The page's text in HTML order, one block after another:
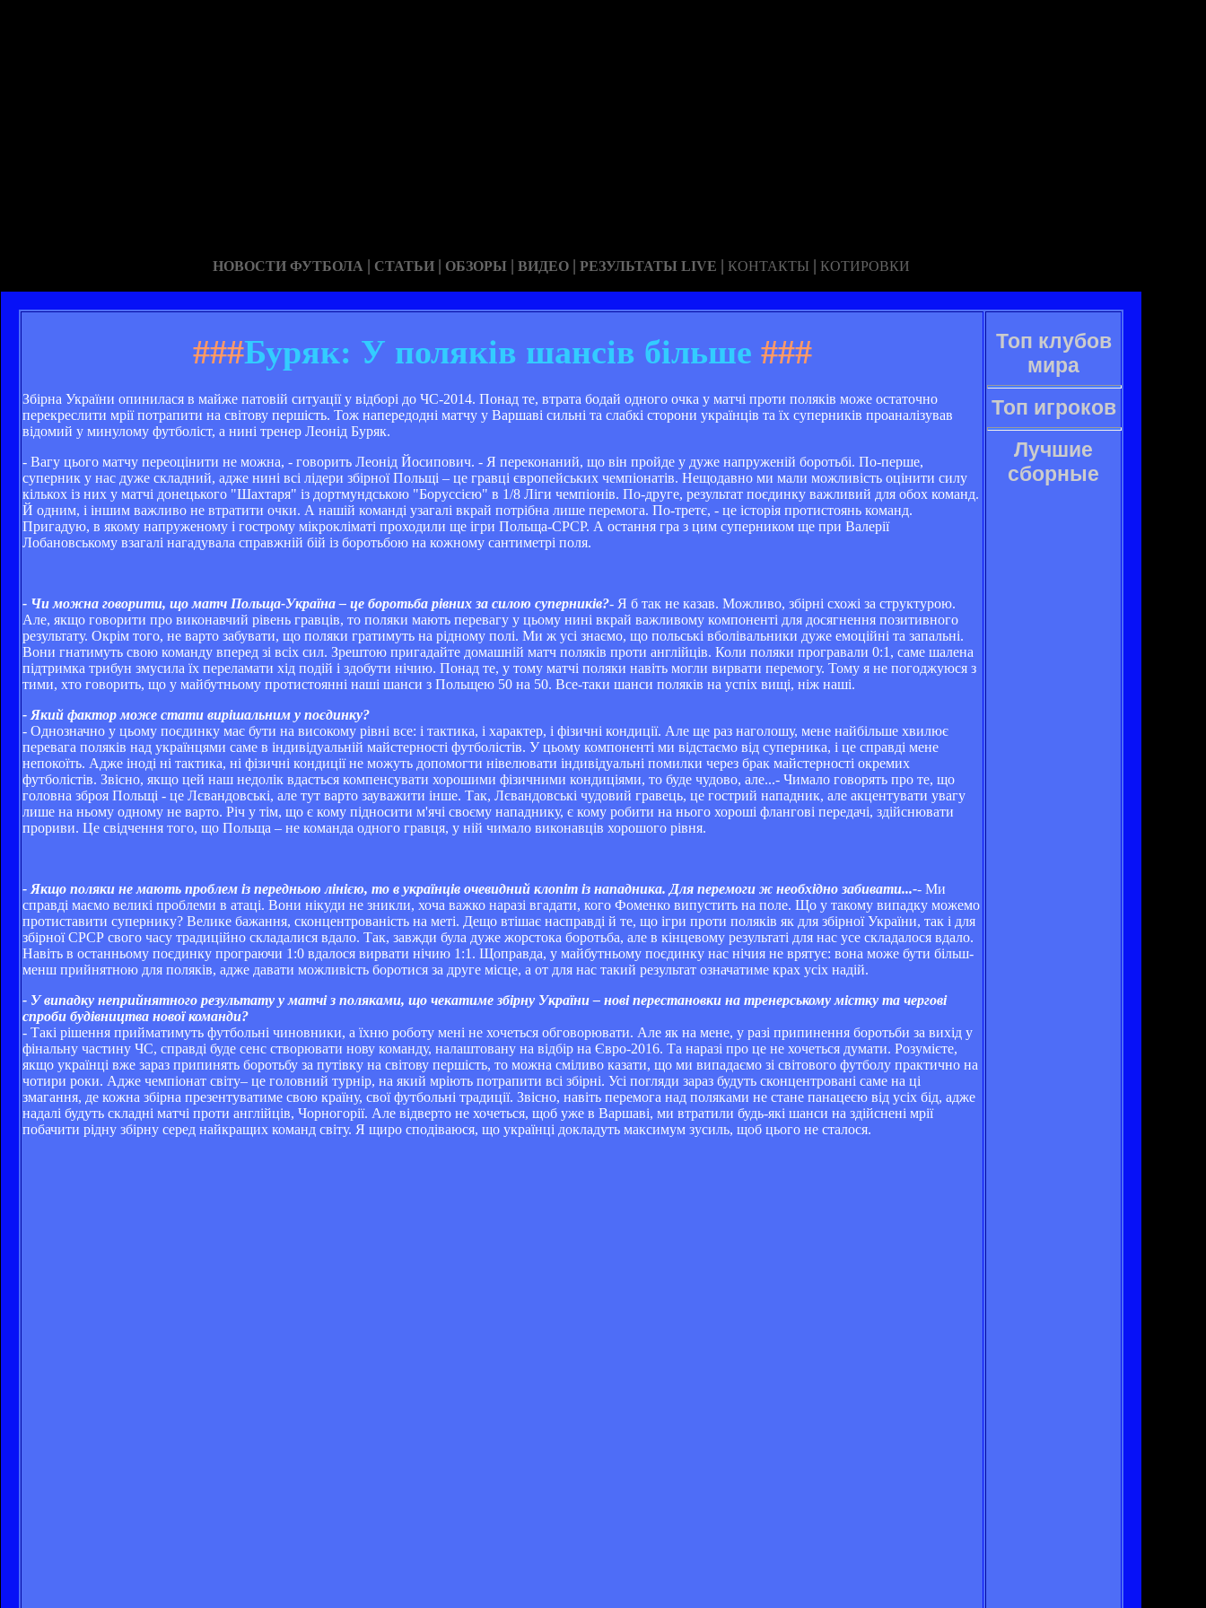
НОВОСТИ ФУТБОЛА | СТАТЬИ | ОБЗОРЫ | ВИДЕО | РЕЗУЛЬТАТЫ LIVE | КОНТАКТЫ | КОТИРОВКИ
###Буряк: У поляків шансів більше ###
Збірна України опинилася в майже патовій ситуації у відборі до ЧС-2014. Понад те, втрата бодай одного очка у матчі проти поляків може остаточно
перекреслити мрії потрапити на світову першість. Тож напередодні матчу у Варшаві сильні та слабкі сторони українців та їх суперників проаналізував
відомий у минулому футболіст, а нині тренер Леонід Буряк.
- Вагу цього матчу переоцінити не можна, - говорить Леонід Йосипович. - Я переконаний, що він пройде у дуже напруженій боротьбі. По-перше,
суперник у нас дуже складний, адже нині всі лідери збірної Польщі – це гравці європейських чемпіонатів. Нещодавно ми мали можливість оцінити силу
кількох із них у матчі донецького "Шахтаря" із дортмундською "Боруссією" в 1/8 Ліги чемпіонів. По-друге, результат поєдинку важливий для обох команд.
Й одним, і іншим важливо не втратити очки. А нашій команді узагалі вкрай потрібна лише перемога. По-третє, - це історія протистоянь команд.
Пригадую, в якому напруженому і гострому мікрокліматі проходили ще ігри Польща-СРСР. А остання гра з цим суперником ще при Валерії
Лобановському взагалі нагадувала справжній бій із боротьбою на кожному сантиметрі поля.
- Чи можна говорити, що матч Польща-Україна – це боротьба рівних за силою суперників?- Я б так не казав. Можливо, збірні схожі за структурою.
Але, якщо говорити про виконавчий рівень гравців, то поляки мають перевагу у цьому нині вкрай важливому компоненті для досягнення позитивного
результату. Окрім того, не варто забувати, що поляки гратимуть на рідному полі. Ми ж усі знаємо, що польські вболівальники дуже емоційні та запальні.
Вони гнатимуть свою команду вперед зі всіх сил. Зрештою пригадайте домашній матч поляків проти англійців. Коли поляки програвали 0:1, саме шалена
підтримка трибун змусила їх переламати хід подій і здобути нічию. Понад те, у тому матчі поляки навіть могли вирвати перемогу. Тому я не погоджуюся з
тими, хто говорить, що у майбутньому протистоянні наші шанси з Польщею 50 на 50. Все-таки шанси поляків на успіх вищі, ніж наші.
- Який фактор може стати вирішальним у поєдинку?
- Однозначно у цьому поєдинку має бути на високому рівні все: і тактика, і характер, і фізичні кондиції. Але ще раз наголошу, мене найбільше хвилює
перевага поляків над українцями саме в індивідуальній майстерності футболістів. У цьому компоненті ми відстаємо від суперника, і це справді мене
непокоїть. Адже іноді ні тактика, ні фізичні кондиції не можуть допомогти нівелювати індивідуальні помилки через брак майстерності окремих
футболістів. Звісно, якщо цей наш недолік вдасться компенсувати хорошими фізичними кондиціями, то буде чудово, але...- Чимало говорять про те, що
головна зброя Польщі - це Лєвандовські, але тут варто зауважити інше. Так, Лєвандовські чудовий гравець, це гострий нападник, але акцентувати увагу
лише на ньому одному не варто. Річ у тім, що є кому підносити м'ячі своєму нападнику, є кому робити на нього хороші флангові передачі, здійснювати
прориви. Це свідчення того, що Польща – не команда одного гравця, у ній чимало виконавців хорошого рівня.
- Якщо поляки не мають проблем із передньою лінією, то в українців очевидний клопіт із нападника. Для перемоги ж необхідно забивати...-- Ми
справді маємо великі проблеми в атаці. Вони нікуди не зникли, хоча важко наразі вгадати, кого Фоменко випустить на поле. Що у такому випадку можемо
протиставити супернику? Велике бажання, сконцентрованість на меті. Дещо втішає насправді й те, що ігри проти поляків як для збірної України, так і для
збірної СРСР свого часу традиційно складалися вдало. Так, завжди була дуже жорстока боротьба, але в кінцевому результаті для нас усе складалося вдало.
Навіть в останньому поєдинку програючи 1:0 вдалося вирвати нічию 1:1. Щоправда, у майбутньому поєдинку нас нічия не врятує: вона може бути більш-
менш прийнятною для поляків, адже давати можливість боротися за друге місце, а от для нас такий результат означатиме крах усіх надій.
- У випадку неприйнятного результату у матчі з поляками, що чекатиме збірну України – нові перестановки на тренерському містку та чергові
спроби будівництва нової команди?
- Такі рішення прийматимуть футбольні чиновники, а їхню роботу мені не хочеться обговорювати. Але як на мене, у разі припинення боротьби за вихід у
фінальну частину ЧС, справді буде сенс створювати нову команду, налаштовану на відбір на Євро-2016. Та наразі про це не хочеться думати. Розумієте,
якщо українці вже зараз припинять боротьбу за путівку на світову першість, то можна сміливо казати, що ми випадаємо зі світового футболу практично на
чотири роки. Адже чемпіонат світу– це головний турнір, на який мріють потрапити всі збірні. Усі погляди зараз будуть сконцентровані саме на ці
змагання, де кожна збірна презентуватиме свою країну, свої футбольні традиції. Звісно, навіть перемога над поляками не стане панацеєю від усіх бід, адже
надалі будуть складні матчі проти англійців, Чорногорії. Але відверто не хочеться, щоб уже в Варшаві, ми втратили будь-які шанси на здійснені мрії
побачити рідну збірну серед найкращих команд світу. Я щиро сподіваюся, що українці докладуть максимум зусиль, щоб цього не сталося.
Топ клубов
мира
Топ игроков
Лучшие
сборные